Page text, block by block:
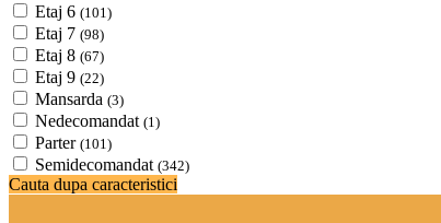
Etaj 6 (101)
Etaj 7 (98)
Etaj 8 (67)
Etaj 9 (22)
Mansarda (3)
Nedecomandat (1)
Parter (101)
Semidecomandat (342)
Cauta dupa caracteristici